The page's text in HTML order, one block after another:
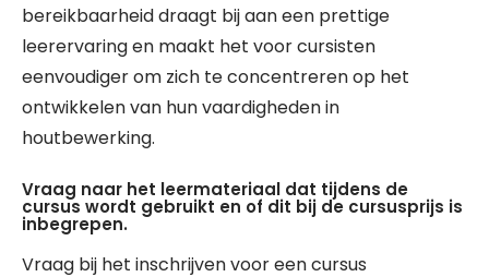
bereikbaarheid draagt bij aan een prettige
leerervaring en maakt het voor cursisten
eenvoudiger om zich te concentreren op het
ontwikkelen van hun vaardigheden in
houtbewerking.
Vraag naar het leermateriaal dat tijdens de
cursus wordt gebruikt en of dit bij de cursusprijs is
inbegrepen.
Vraag bij het inschrijven voor een cursus